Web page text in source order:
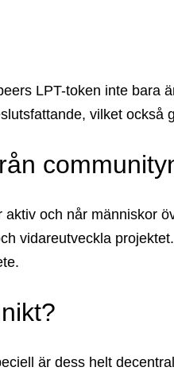
LPT-token inte bara
vilket också
aktiv och når människor
vidareutveckla
är dess helt